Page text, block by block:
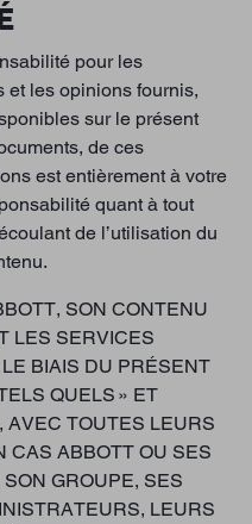
pour les
et les opinions fournis,
sur le présent
de ces
est entièrement à votre
quant à tout
de l’utilisation du
SON CONTENU
LES SERVICES
BIAIS DU PRÉSENT
QUELS » ET
AVEC TOUTES LEURS
CAS ABBOTT OU SES
GROUPE, SES
LEURS